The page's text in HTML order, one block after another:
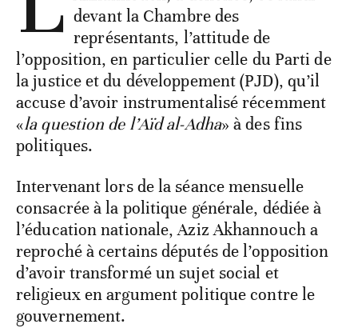
devant la Chambre des
représentants, l’attitude de
l’opposition, en particulier celle du Parti de
la justice et du développement (PJD), qu’il
accuse d’avoir instrumentalisé récemment
«la question de l’Aïd al-Adha» à des fins
politiques.
Intervenant lors de la séance mensuelle
consacrée à la politique générale, dédiée à
l’éducation nationale, Aziz Akhannouch a
reproché à certains députés de l’opposition
d’avoir transformé un sujet social et
religieux en argument politique contre le
gouvernement.